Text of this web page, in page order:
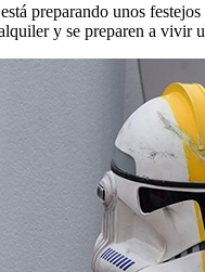
preparando unos
y se preparen a vivir